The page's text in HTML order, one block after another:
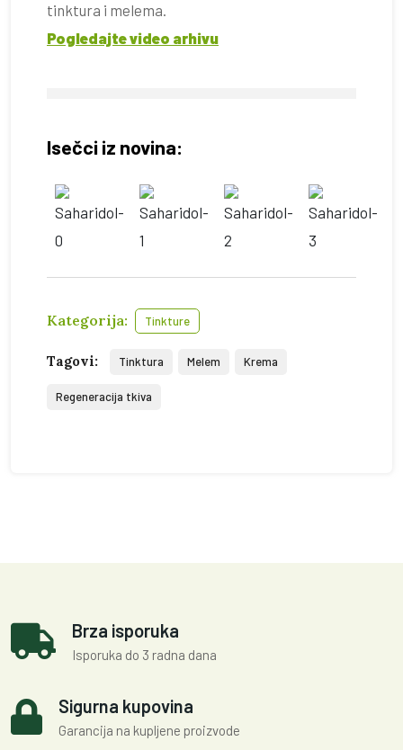
tinktura i melema.
Pogledajte video arhivu
Isečci iz novina:
Kategorija: Tinkture
Tagovi: Tinktura Melem Krema
Regeneracija tkiva
Brza isporuka
Isporuka do 3 radna dana
Sigurna kupovina
Garancija na kupljene proizvode